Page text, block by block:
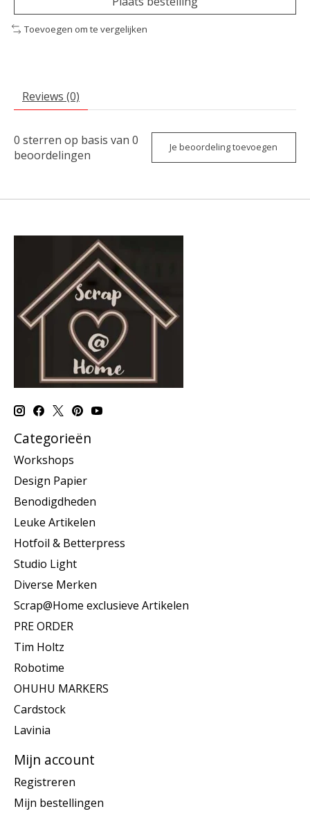
Toevoegen om te vergelijken
Reviews (0)
0 sterren op basis van 0
beoordelingen
Je beoordeling toevoegen
Categorieën
Workshops
Design Papier
Benodigdheden
Leuke Artikelen
Hotfoil & Betterpress
Studio Light
Diverse Merken
Scrap@Home exclusieve Artikelen
PRE ORDER
Tim Holtz
Robotime
OHUHU MARKERS
Cardstock
Lavinia
Mijn account
Registreren
Mijn bestellingen